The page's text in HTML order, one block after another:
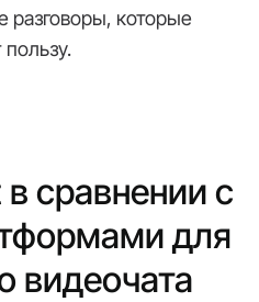
разговоры, которые
сравнении с
для
видеочата